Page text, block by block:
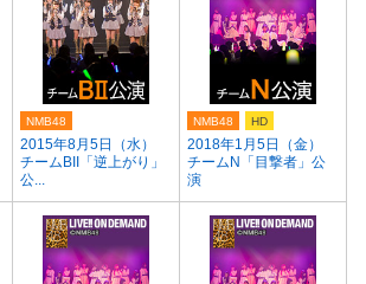
2015年8月5日（水）
チームBII「逆上がり」
公...
NMB48
2018年1月5日（金）
チームN「目撃者」公
演
NMB48 HD